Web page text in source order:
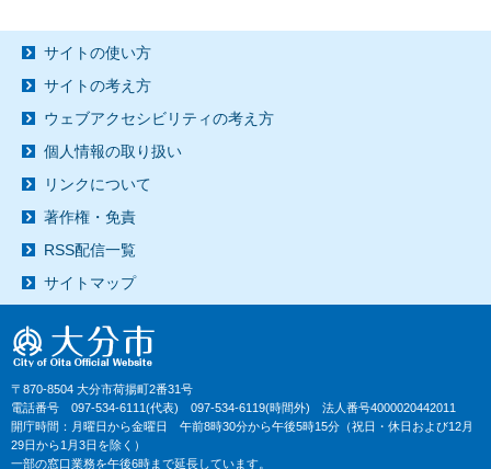
サイトの使い方
サイトの考え方
ウェブアクセシビリティの考え方
個人情報の取り扱い
リンクについて
著作権・免責
RSS配信一覧
サイトマップ
〒870-8504 大分市荷揚町2番31号
電話番号 097-534-6111(代表) 097-534-6119(時間外) 法人番号4000020442011
開庁時間：月曜日から金曜日 午前8時30分から午後5時15分（祝日・休日および12月
29日から1月3日を除く）
一部の窓口業務を午後6時まで延長しています。